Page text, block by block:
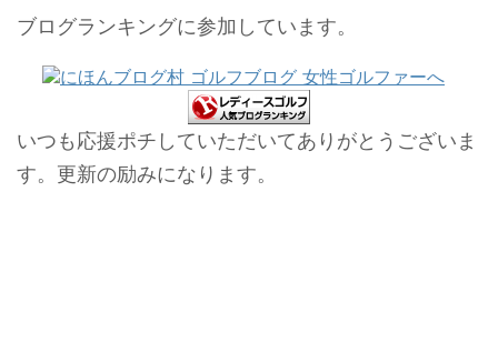
ブログランキングに参加しています。
いつも応援ポチしていただいてありがとうございま
す。更新の励みになります。